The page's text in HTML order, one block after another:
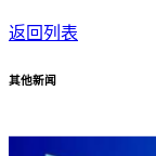
返回列表
其他新闻